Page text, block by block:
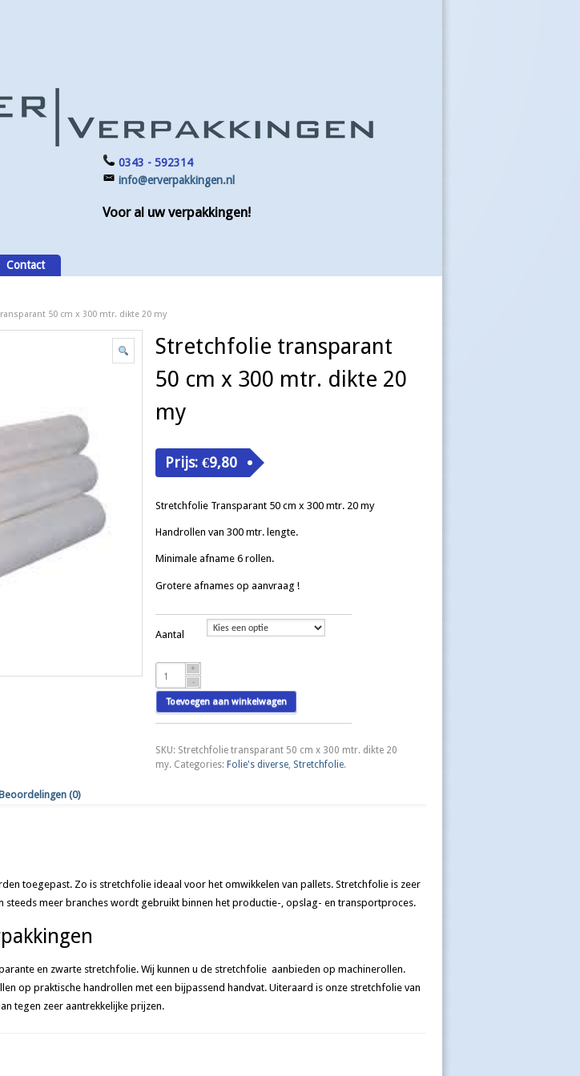
0343 - 592314
info@erverpakkingen.nl
Voor al uw verpakkingen!
Contact
50 cm x 300 mtr. dikte 20 my
Stretchfolie transparant
50 cm x 300 mtr. dikte 20
my
Prijs:€9,80
Stretchfolie Transparant 50 cm x 300 mtr. 20 my
Handrollen van 300 mtr. lengte.
Minimale afname 6 rollen.
Grotere afnames op aanvraag !
Aantal
Stretchfolie
transparant
50
cm
x
mtr.
dikte
Toevoegen aan winkelwagen
SKU: Stretchfolie transparant 50 cm x 300 mtr. dikte 20
my. Categories:Folie's diverse Stretchfolie.
Beoordelingen (0)
toegepast. Zo is stretchfolie ideaal voor het omwikkelen van pallets. Stretchfolie is zeer
steeds meer branches wordt gebruikt binnen het productie-, opslag- en transportproces.
en zwarte stretchfolie. Wij kunnen u de stretchfolie aanbieden op machinerollen.
op praktische handrollen met een bijpassend handvat. Uiteraard is onze stretchfolie van
tegen zeer aantrekkelijke prijzen.